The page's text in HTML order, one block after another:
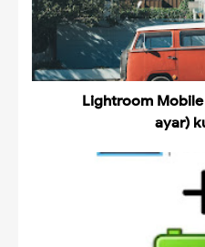
Lightroom Mobile
ayar)